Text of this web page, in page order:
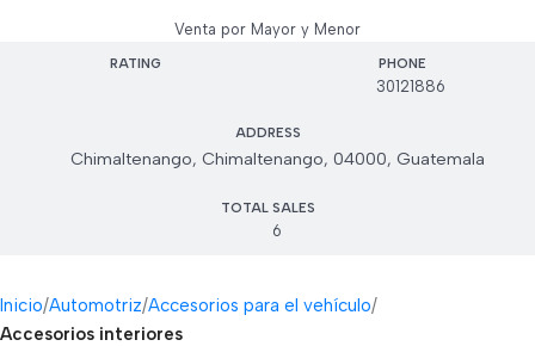
Venta por Mayor y Menor
RATING PHONE
30121886
ADDRESS
Chimaltenango, Chimaltenango, 04000, Guatemala
TOTAL SALES
6
Inicio Automotriz Accesorios para el vehículo
Accesorios interiores